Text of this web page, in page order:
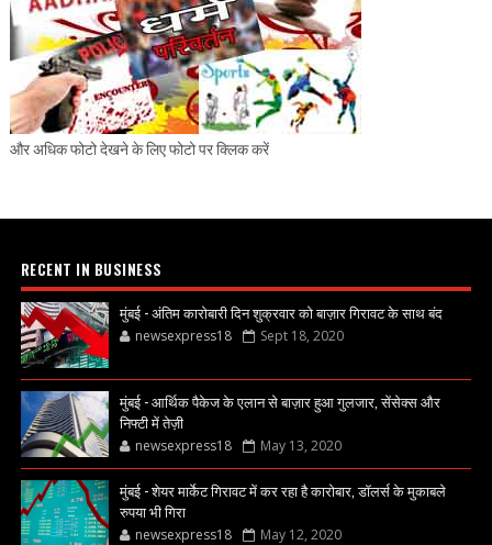
और अधिक फोटो देखने के लिए फोटो पर क्लिक करें
RECENT IN BUSINESS
मुंबई - अंतिम कारोबारी दिन शुक्रवार को बाज़ार गिरावट के साथ बंद
newsexpress18 Sept 18, 2020
मुंबई - आर्थिक पैकेज के एलान से बाज़ार हुआ गुलजार, सेंसेक्स और
निफ्टी में तेज़ी
newsexpress18 May 13, 2020
मुंबई - शेयर मार्केट गिरावट में कर रहा है कारोबार, डॉलर्स के मुकाबले
रुपया भी गिरा
newsexpress18 May 12, 2020